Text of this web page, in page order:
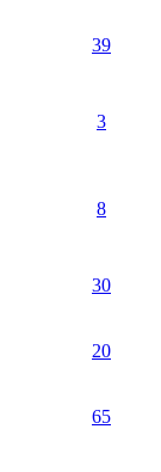
39
3
8
30
20
65